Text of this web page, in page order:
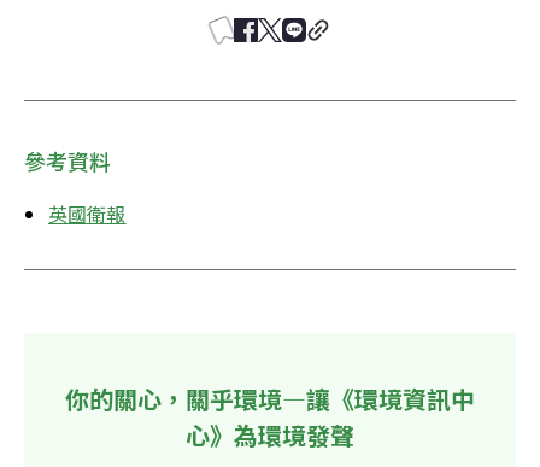
參考資料
英國衛報
你的關心，關乎環境—讓《環境資訊中
心》為環境發聲